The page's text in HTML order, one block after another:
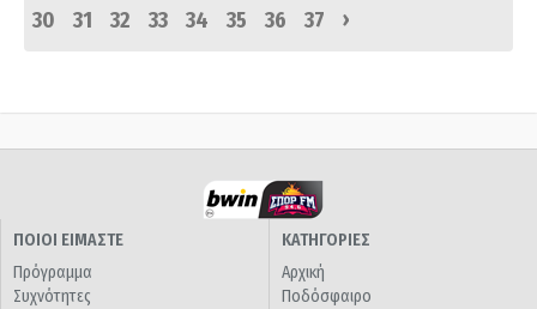
30
31 32 33 34 35 36 37 ›
ΠΟΙΟΙ ΕΙΜΑΣΤΕ
Πρόγραμμα
Συχνότητες
ΚΑΤΗΓΟΡΙΕΣ
Αρχική
Ποδόσφαιρο